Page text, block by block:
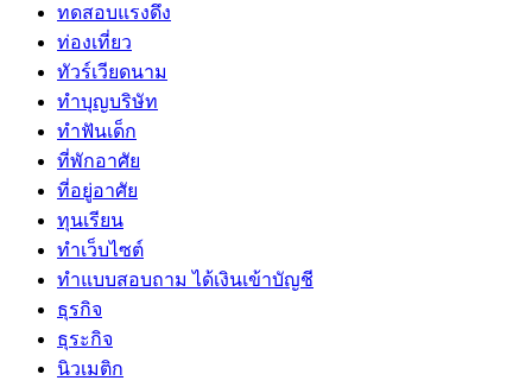
ทดสอบแรงดึง
ท่องเที่ยว
ทัวร์เวียดนาม
ทำบุญบริษัท
ทำฟันเด็ก
ที่พักอาศัย
ที่อยู่อาศัย
ทุนเรียน
ทําเว็บไซต์
ทําแบบสอบถาม ได้เงินเข้าบัญชี
ธุรกิจ
ธุระกิจ
นิวเมติก